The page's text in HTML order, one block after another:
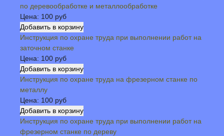
по деревообработке и металлообработке
Цена: 100 руб
Инструкция по охране труда при выполнении работ на
заточном станке
Цена: 100 руб
Инструкция по охране труда на фрезерном станке по
металлу
Цена: 100 руб
Инструкция по охране труда при выполнении работ на
фрезерном станке по дереву